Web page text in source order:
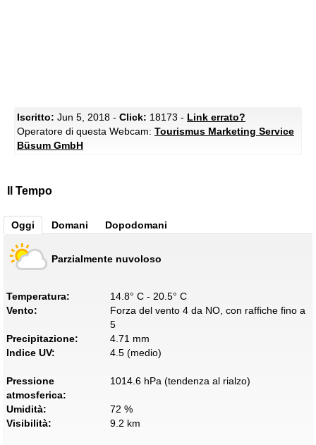
Iscritto: Jun 5, 2018 - Click: 18173 - Link errato?
Operatore di questa Webcam: Tourismus Marketing Service
Büsum GmbH
Il Tempo
Oggi Domani Dopodomani
Parzialmente nuvoloso
Temperatura:
14.8° C - 20.5° C
Vento:
Forza del vento 4 da NO, con raffiche fino a
5
Precipitazione:
4.71 mm
Indice UV:
4.5 (medio)
Pressione
atmosferica:
1014.6 hPa (tendenza al rialzo)
Umidità:
72 %
Visibilità:
9.2 km